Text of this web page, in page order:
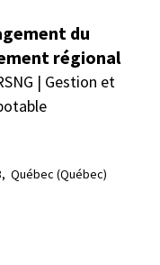
du
régional
| Gestion et
Québec (Québec)